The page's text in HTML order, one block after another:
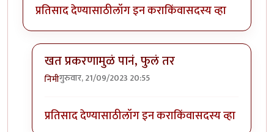
प्रतिसाद देण्यासाठीलॉग इन कराकिंवासदस्य व्हा
खत प्रकरणामुळं पानं, फुलं तर
निमीगुरुवार, 21/09/2023 20:55
प्रतिसाद देण्यासाठीलॉग इन कराकिंवासदस्य व्हा